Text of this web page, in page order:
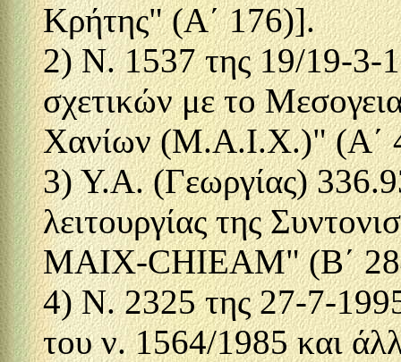
Κρήτης" (Α΄ 176)].
2) Ν. 1537 της 19/19-3-
σχετικών με το
Χανίων (Μ.Α.Ι.Χ.)" (Α΄
3) Υ.Α. (Γεωργίας)
λειτουργίας της
ΜΑΙΧ-CHIEAM" (Β΄
4) Ν. 2325 της 27-7-
του ν. 1564/1985 και